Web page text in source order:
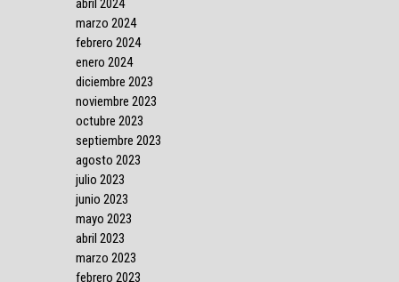
marzo 2024
febrero 2024
enero 2024
diciembre 2023
noviembre 2023
octubre 2023
septiembre 2023
agosto 2023
julio 2023
junio 2023
mayo 2023
abril 2023
marzo 2023
febrero 2023